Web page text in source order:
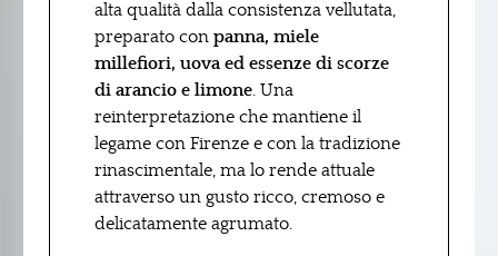
alta qualità dalla consistenza vellutata,
preparato con panna, miele
millefiori, uova ed essenze di scorze
di arancio e limone. Una
reinterpretazione che mantiene il
legame con Firenze e con la tradizione
rinascimentale, ma lo rende attuale
attraverso un gusto ricco, cremoso e
delicatamente agrumato.